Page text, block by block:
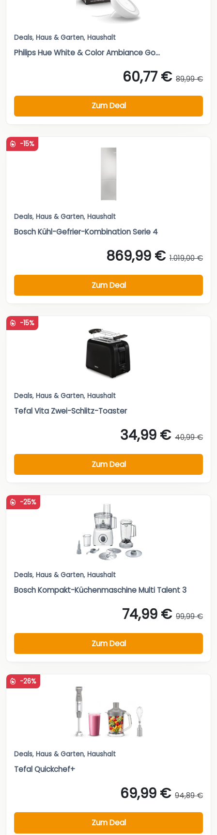
Deals, Haus & Garten, Haushalt
Philips Hue White & Color Ambiance Go...
60,77 € 89,99 €
Zum Deal
-15%
Deals, Haus & Garten, Haushalt
Bosch Kühl-Gefrier-Kombination Serie 4
869,99 € 1.019,00 €
Zum Deal
-15%
Deals, Haus & Garten, Haushalt
Tefal Vita Zwei-Schlitz-Toaster
34,99 € 40,99 €
Zum Deal
-25%
Deals, Haus & Garten, Haushalt
Bosch Kompakt-Küchenmaschine Multi Talent 3
74,99 € 99,99 €
Zum Deal
-26%
Deals, Haus & Garten, Haushalt
Tefal Quickchef+
69,99 € 94,89 €
Zum Deal